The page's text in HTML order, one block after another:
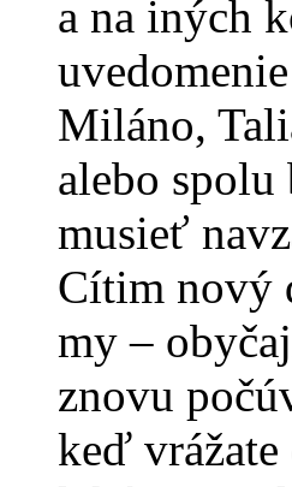
a na iných
Miláno,
alebo spolu
musieť
Cítim nový
my –
znovu
keď